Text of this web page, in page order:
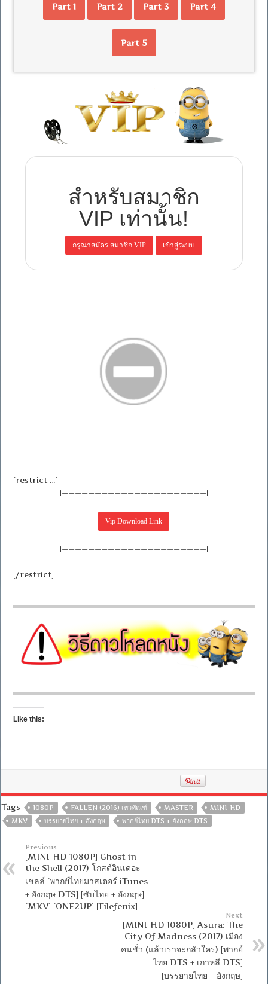
Part 1 Part 2 Part 3 Part 4
Part 5
สำหรับสมาชิก
VIP เท่านั้น!
[restrict …]
|——————————————————————|
|——————————————————————|
[/restrict]
Like this:
Tags 1080P FALLEN (2016) เทวทัณฑ์ MASTER
MINI-HD
MKV
บรรยายไทย + อังกฤษ พากย์ไทย DTS + อังกฤษ DTS
Previous
[MINI-HD 1080P] Ghost in
the Shell (2017) โกสต์อินเดอะ
เชลล์ [พากย์ไทยมาสเตอร์ iTunes
+ อังกฤษ DTS] [ซับไทย + อังกฤษ]
[MKV] [ONE2UP] [Filefenix]
Next
[MINI-HD 1080P] Asura: The
City Of Madness (2017) เมือง
คนชั่ว (แล้วเราจะกลัวใคร) [พากย์
ไทย DTS + เกาหลี DTS]
[บรรยายไทย + อังกฤษ]